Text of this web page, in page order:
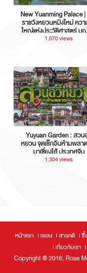
New Yuanming Palace
ราชวังหยวนหมิงใหม่ คว
ใหญ่แห่งประวัติศาสตร์ ม
กวางตุ้ง ประเทศจีน
1,070 views
Yuyuan Garden : สวน
หยวน จุดเช็กอินห้ามพลา
มาเซี่ยงไฮ้ ประเทศจีน
1,304 views
หน้าแรก เพลง สารคดี ซื้
เกี่ยวกับเรา
Copyright ® 2016, Rose